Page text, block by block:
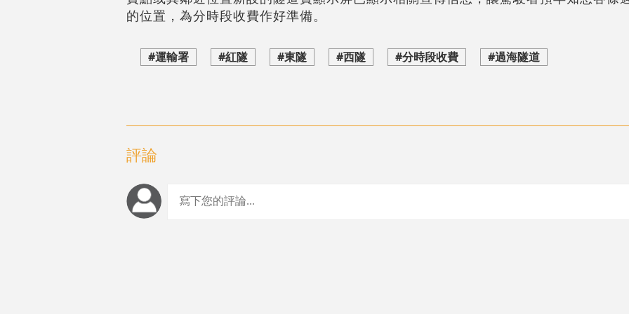
的位置，為分時段收費作好準備。
#運輸署 #紅隧 #東隧 #西隧 #分時段收費 #過海隧道
評論